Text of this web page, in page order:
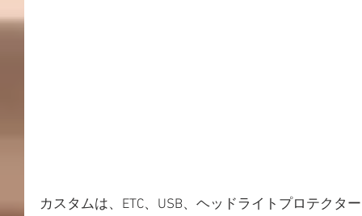
カスタムは、ETC、USB、ヘッドライトプロテクタ